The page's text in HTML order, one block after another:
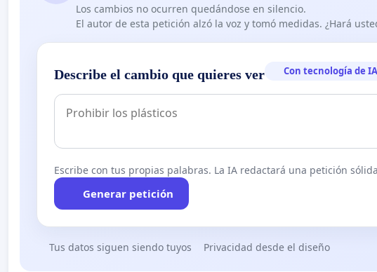
Los cambios no ocurren quedándose en silencio.
El autor de esta petición alzó la voz y tomó medidas. ¿Hará
Describe el cambio que quieres ver Con tecnología de IA
Escribe con tus propias palabras. La IA redactará una petición
Generar petición
Tus datos siguen siendo tuyos Privacidad desde el diseño